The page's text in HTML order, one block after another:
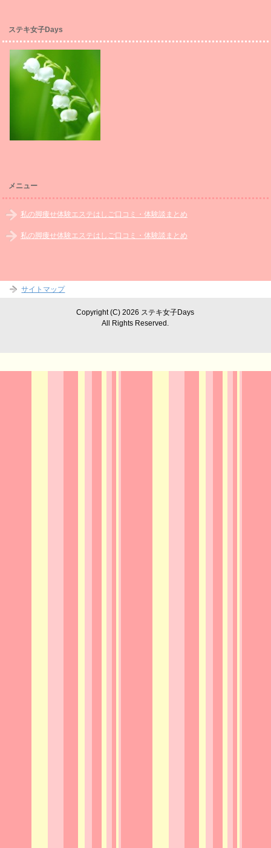
ステキ女子Days
メニュー
私の脚痩せ体験エステはしご口コミ・体験談まとめ
私の脚痩せ体験エステはしご口コミ・体験談まとめ
サイトマップ
Copyright (C) 2026 ステキ女子Days
All Rights Reserved.